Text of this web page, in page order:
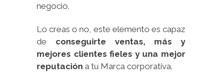
negocio.
Lo creas o no, este elemento es capaz
de conseguirte ventas, más y
mejores clientes fieles y una mejor
reputación a tu Marca corporativa.